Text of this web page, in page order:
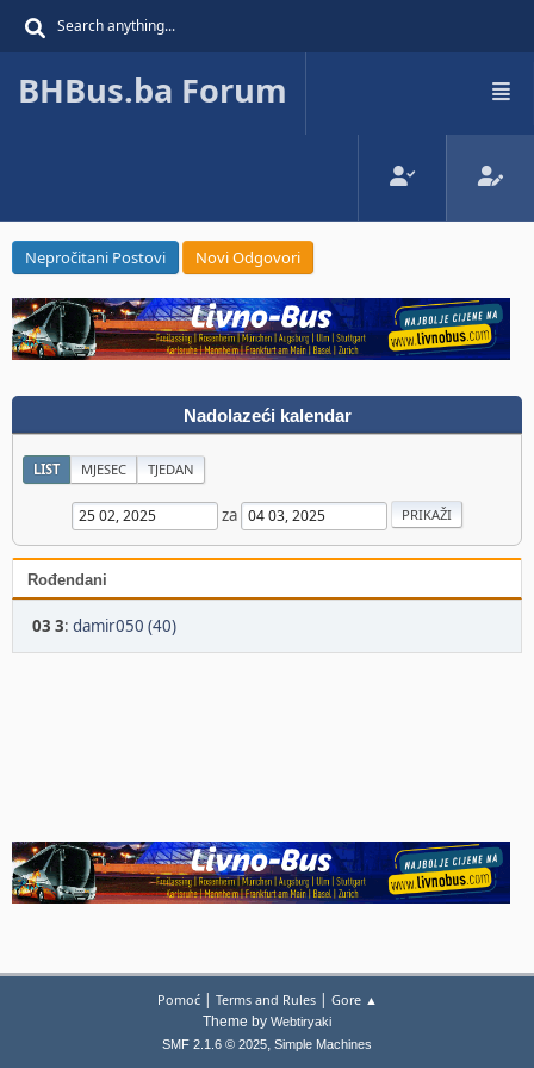
BHBus.ba Forum
Nepročitani Postovi Novi Odgovori
Nadolazeći kalendar
LIST MJESEC TJEDAN
za
Rođendani
03 3: damir050 (40)
Pomoć| Terms and Rules| Gore ▲
Theme by Webtiryaki
SMF 2.1.6 © 2025, Simple Machines